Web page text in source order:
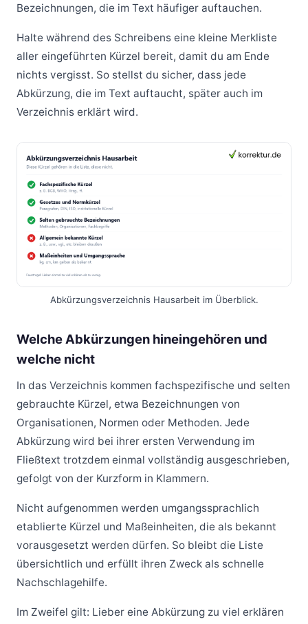
Bezeichnungen, die im Text häufiger auftauchen.
Halte während des Schreibens eine kleine Merkliste
aller eingeführten Kürzel bereit, damit du am Ende
nichts vergisst. So stellst du sicher, dass jede
Abkürzung, die im Text auftaucht, später auch im
Verzeichnis erklärt wird.
Abkürzungsverzeichnis Hausarbeit im Überblick.
Welche Abkürzungen hineingehören und
welche nicht
In das Verzeichnis kommen fachspezifische und selten
gebrauchte Kürzel, etwa Bezeichnungen von
Organisationen, Normen oder Methoden. Jede
Abkürzung wird bei ihrer ersten Verwendung im
Fließtext trotzdem einmal vollständig ausgeschrieben,
gefolgt von der Kurzform in Klammern.
Nicht aufgenommen werden umgangssprachlich
etablierte Kürzel und Maßeinheiten, die als bekannt
vorausgesetzt werden dürfen. So bleibt die Liste
übersichtlich und erfüllt ihren Zweck als schnelle
Nachschlagehilfe.
Im Zweifel gilt: Lieber eine Abkürzung zu viel erklären